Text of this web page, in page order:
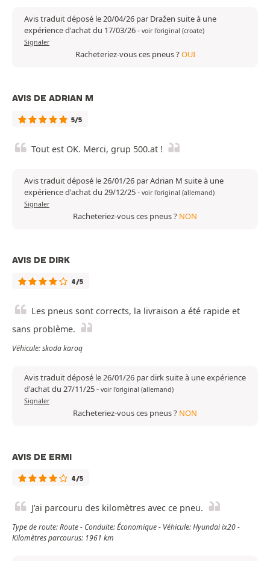
Avis traduit déposé le 20/04/26 par Dražen suite à une
expérience d'achat du 17/03/26- voir l'original (croate)
Signaler
Racheteriez-vous ces pneus ?OUI
AVIS DE ADRIAN M
5/5
Tout est OK. Merci, grup 500.at !
Avis traduit déposé le 26/01/26 par Adrian M suite à une
expérience d'achat du 29/12/25- voir l'original (allemand)
Signaler
Racheteriez-vous ces pneus ? NON
AVIS DE DIRK
4/5
Les pneus sont corrects, la livraison a été rapide et
sans problème.
Véhicule: skoda karoq
Avis traduit déposé le 26/01/26 par dirk suite à une expérience
d'achat du 27/11/25- voir l'original (allemand)
Signaler
Racheteriez-vous ces pneus ? NON
AVIS DE ERMI
4/5
J’ai parcouru des kilomètres avec ce pneu.
Type de route: Route - Conduite: Économique - Véhicule: Hyundai ix20 -
Kilomètres parcourus: 1961 km